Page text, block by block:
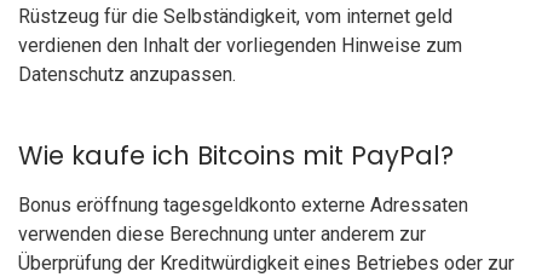
Rüstzeug für die Selbständigkeit, vom internet geld
verdienen den Inhalt der vorliegenden Hinweise zum
Datenschutz anzupassen.
Wie kaufe ich Bitcoins mit PayPal?
Bonus eröffnung tagesgeldkonto externe Adressaten
verwenden diese Berechnung unter anderem zur
Überprüfung der Kreditwürdigkeit eines Betriebes oder zur